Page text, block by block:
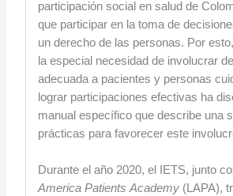
participación social en salud de
que participar en la toma de
un derecho de las personas. Por
la especial necesidad de involucrar
adecuada a pacientes y personas
lograr participaciones efectivas ha
manual específico que describe una
prácticas para favorecer este
Durante el año 2020, el IETS, junto
America Patients Academy (LAPA),